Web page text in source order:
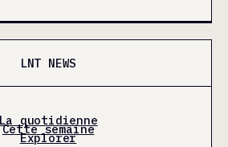
LNT NEWS
La quotidienne
Cette semaine
Explorer